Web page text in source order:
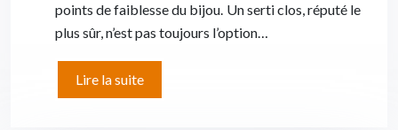
points de faiblesse du bijou. Un serti clos, réputé le
plus sûr, n’est pas toujours l’option…
Lire la suite